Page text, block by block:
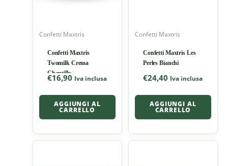
Confetti Maxtris
Confetti Maxtris
Twomilk Crema
Chantilly
€16,90 Iva inclusa
AGGIUNGI AL
CARRELLO
Confetti Maxtris
Confetti Maxtris Les
Perles Bianchi
€24,40 Iva inclusa
AGGIUNGI AL
CARRELLO